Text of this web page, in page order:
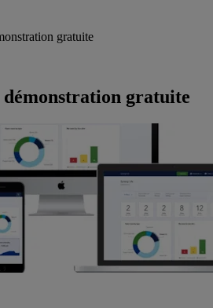
gratuite
démonstration gratuite